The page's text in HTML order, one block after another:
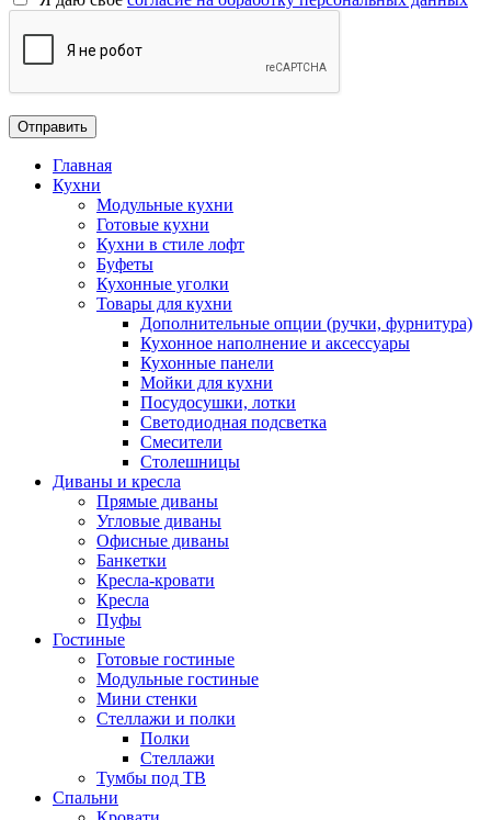
Главная
Кухни
Модульные кухни
Готовые кухни
Кухни в стиле лофт
Буфеты
Кухонные уголки
Товары для кухни
Дополнительные опции (ручки, фурнитура)
Кухонное наполнение и аксессуары
Кухонные панели
Мойки для кухни
Посудосушки, лотки
Светодиодная подсветка
Смесители
Столешницы
Диваны и кресла
Прямые диваны
Угловые диваны
Офисные диваны
Банкетки
Кресла-кровати
Кресла
Пуфы
Гостиные
Готовые гостиные
Модульные гостиные
Мини стенки
Стеллажи и полки
Полки
Стеллажи
Тумбы под ТВ
Спальни